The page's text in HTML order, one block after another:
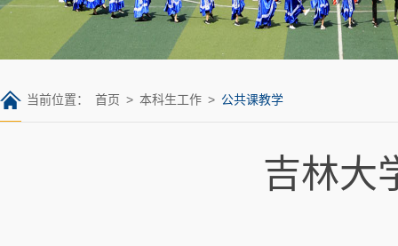
当前位置： 首页 > 本科生工作 > 公共课教学
吉林大